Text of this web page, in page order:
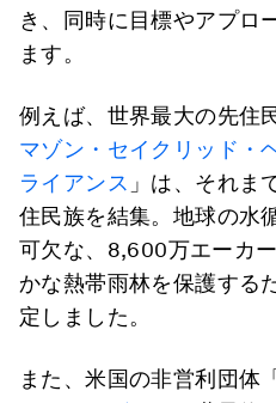
き、同時に目標やアプロ
ます。
例えば、世界最大の先住
マゾン・セイクリッド・
ライアンス 」は、それま
住民族を結集。地球の水
可欠な、8,600万エーカ
かな熱帯雨林を保護する
定しました。
また、米国の非営利団体「